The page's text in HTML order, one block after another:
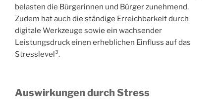
belasten die Bürgerinnen und Bürger zunehmend.
Zudem hat auch die ständige Erreichbarkeit durch
digitale Werkzeuge sowie ein wachsender
Leistungsdruck einen erheblichen Einfluss auf das
Stresslevel³.
Auswirkungendurch Stress